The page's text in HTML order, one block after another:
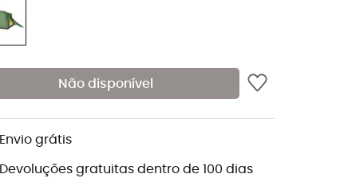
Não disponível
Envio grátis
Devoluções gratuitas dentro de 100 dias